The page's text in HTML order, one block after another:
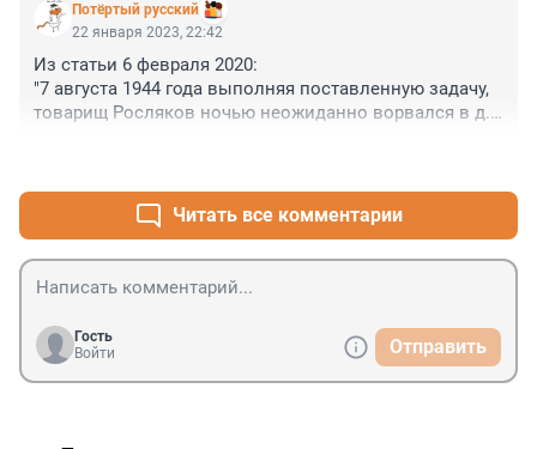
Потёртый русский
22 января 2023, 22:42
Из статьи 6 февраля 2020:
"7 августа 1944 года выполняя поставленную задачу,
товарищ Росляков ночью неожиданно ворвался в д.
контратаковал подразделение Рослякова. Имея в
строю 5 танков, Росляков продуманно организовал
оборону и подпустив врага на близкое расстояние
открыл интенсивный огонь. Противник потеряв 12
танков подбитыми и уничтоженными вынужден был
отступить. Населённый пункт имеющий важное
тактическое значение был удержан".
Читать все комментарии
Гость
Войти
Отправить